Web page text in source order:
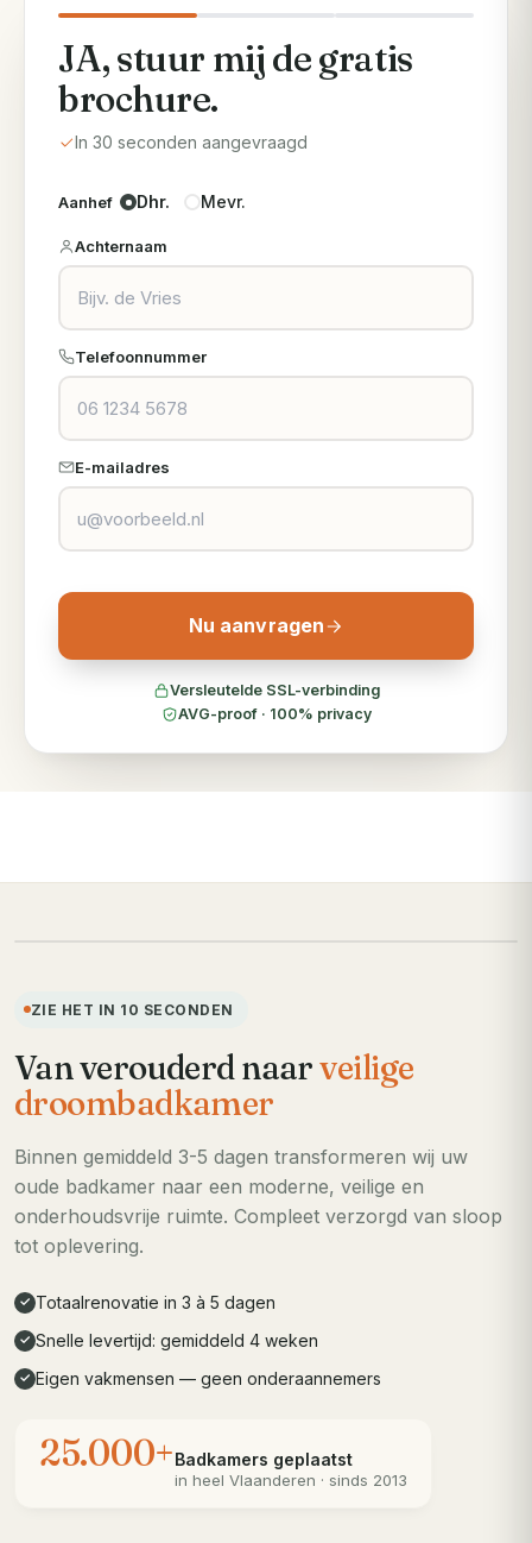
JA, stuur mij de gratis
brochure.
In 30 seconden aangevraagd
Aanhef Dhr. Mevr.
Achternaam
Telefoonnummer
E-mailadres
Nu aanvragen
Versleutelde SSL-verbinding
AVG-proof · 100% privacy
ZIE HET IN 10 SECONDEN
Van verouderd naarveilige
droombadkamer
Binnen gemiddeld 3-5 dagen transformeren wij uw
oude badkamer naar een moderne, veilige en
onderhoudsvrije ruimte. Compleet verzorgd van sloop
tot oplevering.
✓ Totaalrenovatie in 3 à 5 dagen
✓ Snelle levertijd: gemiddeld 4 weken
✓ Eigen vakmensen — geen onderaannemers
25.000+Badkamers geplaatst
in heel Vlaanderen · sinds 2013